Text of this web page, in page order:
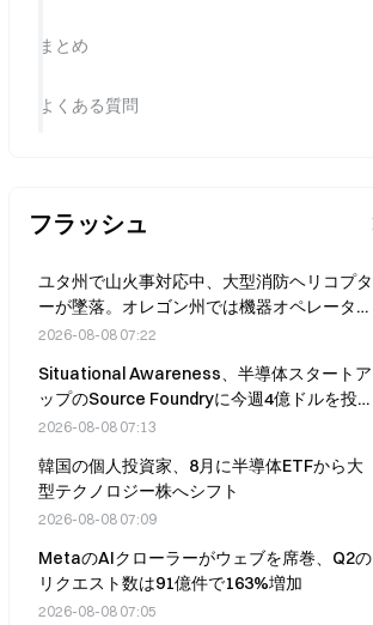
まとめ
よくある質問
フラッシュ
ユタ州で山火事対応中、大型消防ヘリコプタ
ーが墜落。オレゴン州では機器オペレーター
1人が死亡
2026-08-08 07:22
Situational Awareness、半導体スタートア
ップのSource Foundryに今週4億ドルを投資
へ
2026-08-08 07:13
韓国の個人投資家、8月に半導体ETFから大
型テクノロジー株へシフト
2026-08-08 07:09
MetaのAIクローラーがウェブを席巻、Q2の
リクエスト数は91億件で163%増加
2026-08-08 07:05